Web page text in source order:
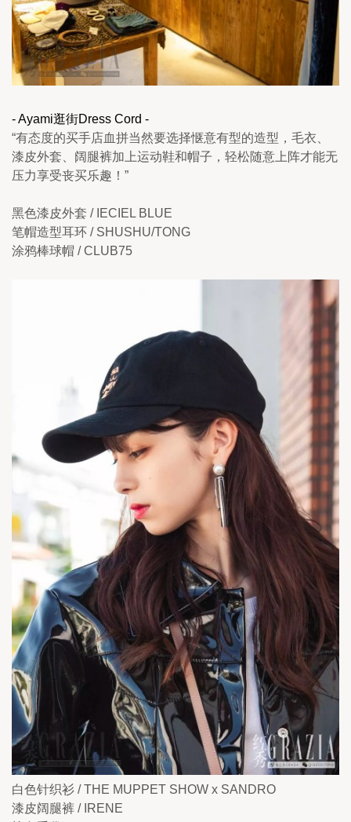
- Ayami逛街Dress Cord -
“有态度的买手店血拼当然要选择惬意有型的造型，毛衣、
漆皮外套、阔腿裤加上运动鞋和帽子，轻松随意上阵才能无
压力享受丧买乐趣！”
黑色漆皮外套 / IECIEL BLUE
笔帽造型耳环 / SHUSHU/TONG
涂鸦棒球帽 / CLUB75
白色针织衫 / THE MUPPET SHOW x SANDRO
漆皮阔腿裤 / IRENE